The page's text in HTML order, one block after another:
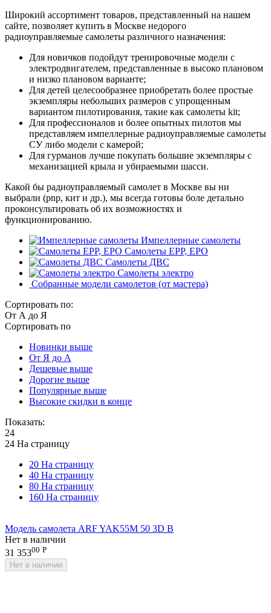
Широкий ассортимент товаров, представленный на нашем
сайте, позволяет купить в Москве недорого
радиоуправляемые самолеты различного назначения:
Для новичков подойдут тренировочные модели с
электродвигателем, представленные в высоко плановом
и низко плановом варианте;
Для детей целесообразнее приобретать более простые
экземпляры небольших размеров с упрощенным
вариантом пилотирования, такие как самолеты kit;
Для профессионалов и более опытных пилотов мы
представляем импеллерные радиоуправляемые самолеты
СУ либо модели с камерой;
Для гурманов лучше покупать большие экземпляры с
механизацией крыла и убираемыми шасси.
Какой бы радиоуправляемый самолет в Москве вы ни
выбрали (pnp, кит и др.), мы всегда готовы боле детально
проконсультировать об их возможностях и
функционированию.
Импеллерные самолеты
Самолеты EPP, EPO
Самолеты ДВС
Самолеты электро
Собранные модели самолетов (от мастера)
Сортировать по:
От А до Я
Сортировать по
Новинки выше
От Я до А
Дешевые выше
Дорогие выше
Популярные выше
Высокие скидки в конце
Показать:
24
24 На страницу
20 На страницу
40 На страницу
80 На страницу
160 На страницу
Модель самолета ARF YAK55M 50 3D B
Нет в наличии
31 35300 Р
Нет в наличии